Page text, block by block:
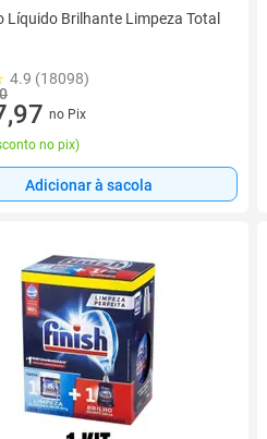
Líquido Brilhante Limpeza Total
4.9 (18098)
no Pix
no pix)
Adicionar à sacola